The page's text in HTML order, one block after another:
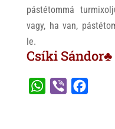
pástétommá
vagy, ha van,
le.
Csíki Sándor♣